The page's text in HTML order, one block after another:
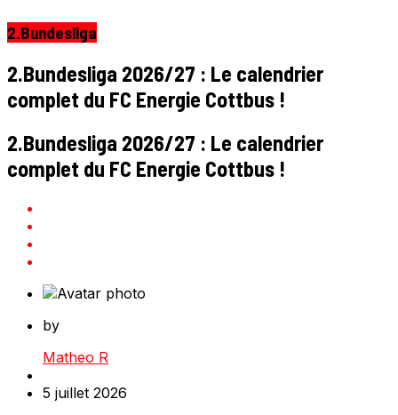
2.Bundesliga
2.Bundesliga 2026/27 : Le calendrier
complet du FC Energie Cottbus !
2.Bundesliga 2026/27 : Le calendrier
complet du FC Energie Cottbus !
by
Matheo R
5 juillet 2026